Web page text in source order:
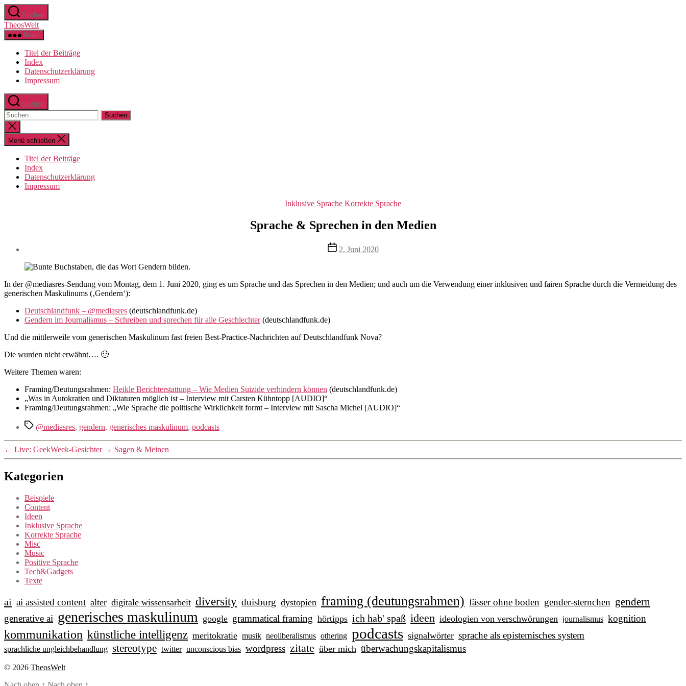
Zum
Inhalt
springen
Suchen
TheosWelt
Menü
Titel der Beiträge
Index
Datenschutzerklärung
Impressum
Suchen
Suchen
nach:
Suche
schließen
Menü schließen
Titel der Beiträge
Index
Datenschutzerklärung
Impressum
Kategorien
Inklusive Sprache Korrekte Sprache
Sprache & Sprechen in den Medien
Veröffentlichungsdatum
2. Juni 2020
In der @mediasres-Sendung vom Montag, dem 1. Juni 2020, ging es um Sprache und das Sprechen in den Medien; und auch um die Verwendung einer inklusiven und fairen Sprache durch die Vermeidung des
generischen Maskulinums (‚Gendern‘):
Deutschlandfunk – @mediasres (deutschlandfunk.de)
Gendern im Journalismus – Schreiben und sprechen für alle Geschlechter(deutschlandfunk.de)
Und die mittlerweile vom generischen Maskulinum fast freien Best-Practice-Nachrichten auf Deutschlandfunk Nova?
Die wurden nicht erwähnt…. 🙂
Weitere Themen waren:
Framing/Deutungsrahmen: Heikle Berichterstattung – Wie Medien Suizide verhindern können (deutschlandfunk.de)
„Was in Autokratien und Diktaturen möglich ist – Interview mit Carsten Kühntopp [AUDIO]“
Framing/Deutungsrahmen: „Wie Sprache die politische Wirklichkeit formt – Interview mit Sascha Michel [AUDIO]“
Schlagwörter
@mediasres, gendern, generisches maskulinum, podcasts
← Live: GeekWeek-Gesichter → Sagen & Meinen
Kategorien
Beispiele
Content
Ideen
Inklusive Sprache
Korrekte Sprache
Misc
Music
Positive Sprache
Tech&Gadgets
Texte
ai ai assisted content alter digitale wissensarbeit diversity duisburg dystopien framing (deutungsrahmen) fässer ohne boden gender-sternchen gendern
generative ai generisches maskulinum google grammatical framing hörtipps ich hab' spaß ideen ideologien von verschwörungen journalismus kognition
kommunikation künstliche intelligenz meritokratie musik neoliberalismus othering podcasts signalwörter sprache als epistemisches system
sprachliche ungleichbehandlung stereotype twitter unconscious bias wordpress zitate über mich überwachungskapitalismus
© 2026 TheosWelt